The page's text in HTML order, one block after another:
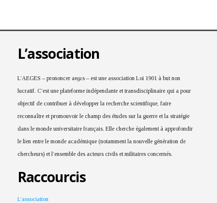
L’association
L’AEGES – prononcer aeɡɛs – est une association Loi 1901 à but non
lucratif. C’est une plateforme indépendante et transdisciplinaire qui a pour
objectif de contribuer à développer la recherche scientifique, faire
reconnaître et promouvoir le champ des études sur la guerre et la stratégie
dans le monde universitaire français. Elle cherche également à approfondir
le lien entre le monde académique (notamment la nouvelle génération de
chercheurs) et l’ensemble des acteurs civils et militaires concernés.
Raccourcis
L’association